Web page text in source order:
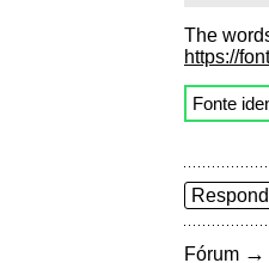
The
https://
Fonte
Fórum →